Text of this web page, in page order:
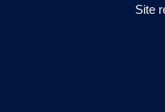
Site